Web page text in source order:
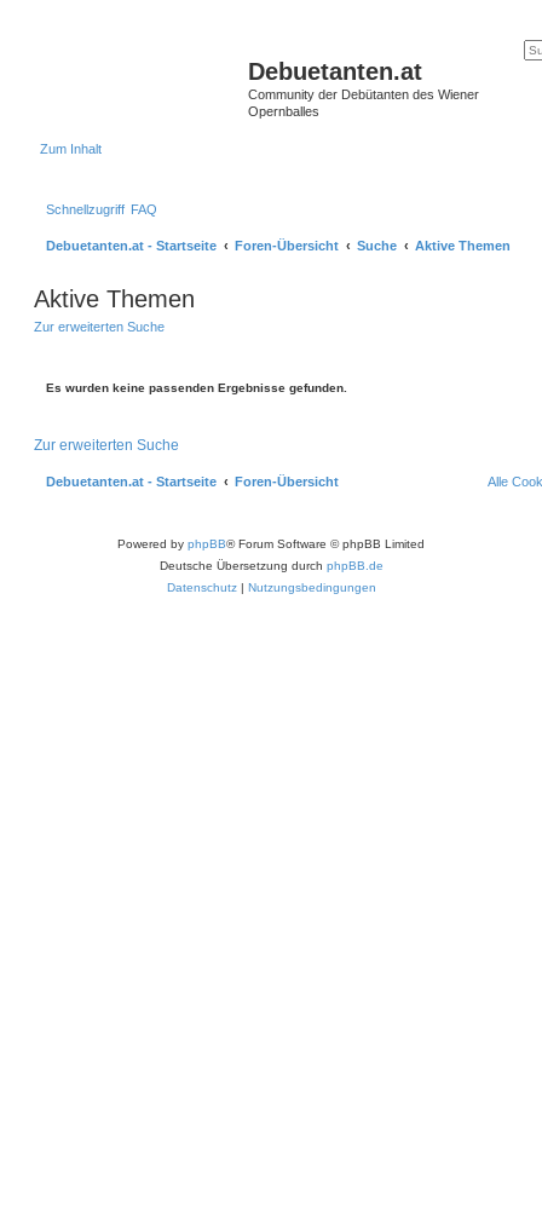
Debuetanten.at
Community der Debütanten des Wiener
Opernballes
Zum Inhalt
Schnellzugriff FAQ
Debuetanten.at - Startseite Foren-Übersicht Suche Aktive Themen
Aktive Themen
Zur erweiterten Suche
Es wurden keine passenden Ergebnisse gefunden.
Zur erweiterten Suche
Debuetanten.at - Startseite Foren-Übersicht Alle
Powered by phpBB® Forum Software © phpBB Limited
Deutsche Übersetzung durch phpBB.de
Datenschutz | Nutzungsbedingungen